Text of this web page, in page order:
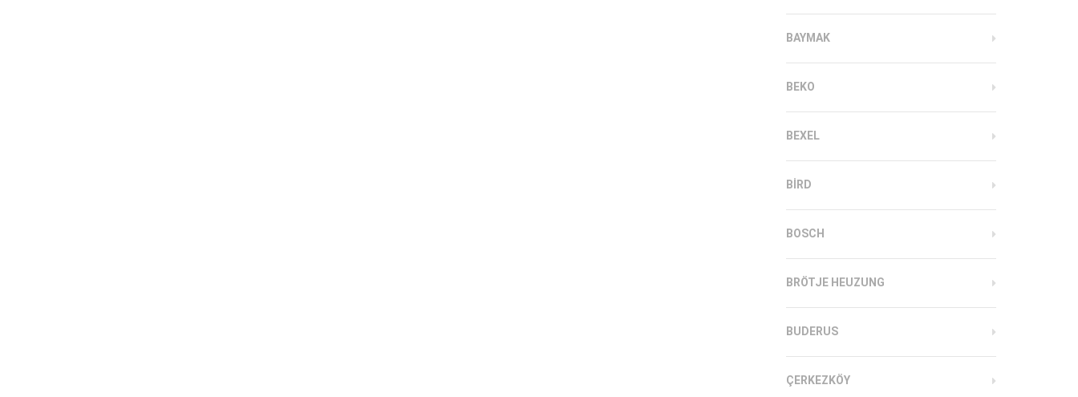
BAYMAK
BEKO
BEXEL
BIRD
BOSCH
BRÖTJE HEUZUNG
BUDERUS
ÇERKEZKÖY